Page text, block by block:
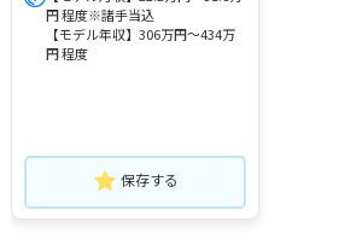
円 程度※諸手当込
【モデル年収】306万円～434万
円 程度
保存する